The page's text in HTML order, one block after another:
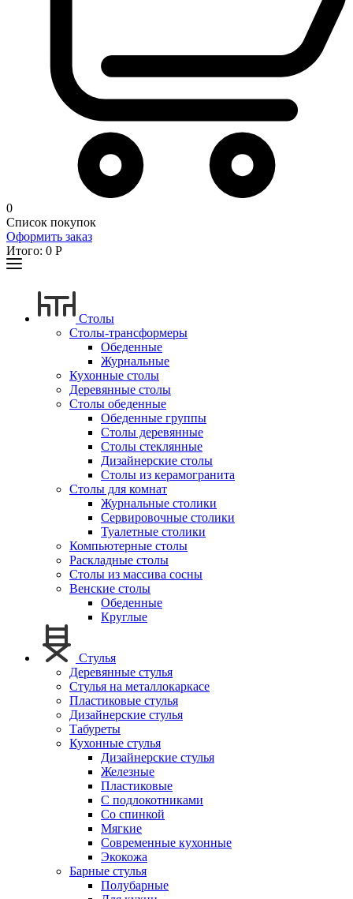
0
Список покупок
Оформить заказ
Итого: 0 Р
Столы
Столы-трансформеры
Обеденные
Журнальные
Кухонные столы
Деревянные столы
Столы обеденные
Обеденные группы
Столы деревянные
Столы стеклянные
Дизайнерские столы
Столы из керамогранита
Столы для комнат
Журнальные столики
Сервировочные столики
Туалетные столики
Компьютерные столы
Раскладные столы
Столы из массива сосны
Венские столы
Обеденные
Круглые
Стулья
Деревянные стулья
Стулья на металлокаркасе
Пластиковые стулья
Дизайнерские стулья
Табуреты
Кухонные стулья
Дизайнерские стулья
Железные
Пластиковые
С подлокотниками
Со спинкой
Мягкие
Современные кухонные
Экокожа
Барные стулья
Полубарные